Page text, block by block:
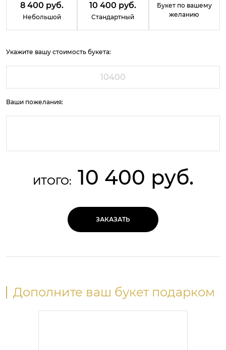
8 400 руб.
Небольшой
10 400 руб.
Стандартный
Букет по вашему
желанию
Укажите вашу стоимость букета:
Ваши пожелания:
ИТОГО: 10 400 руб.
ЗАКАЗАТЬ
Дополните ваш букет подарком